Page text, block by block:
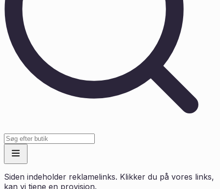
Siden indeholder reklamelinks. Klikker du på vores links,
kan vi tjene en provision.